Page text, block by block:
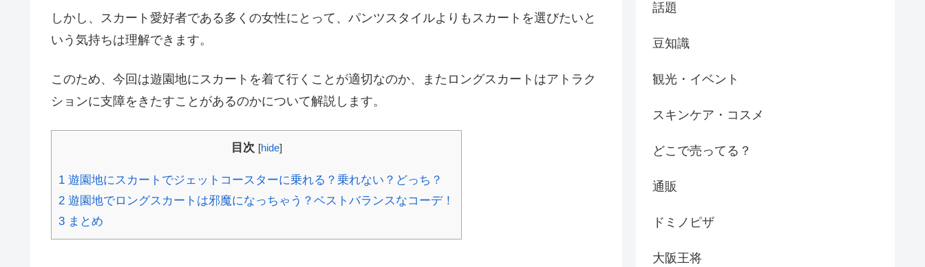
しかし、スカート愛好者である多くの女性にとって、パンツスタイルよりもスカートを選びたいと
いう気持ちは理解できます。
このため、今回は遊園地にスカートを着て行くことが適切なのか、またロングスカートはアトラク
ションに支障をきたすことがあるのかについて解説します。
目次 [hide]
1 遊園地にスカートでジェットコースターに乗れる？乗れない？どっち？
2 遊園地でロングスカートは邪魔になっちゃう？ベストバランスなコーデ！
3 まとめ
話題
豆知識
観光・イベント
スキンケア・コスメ
どこで売ってる？
通販
ドミノピザ
大阪王将